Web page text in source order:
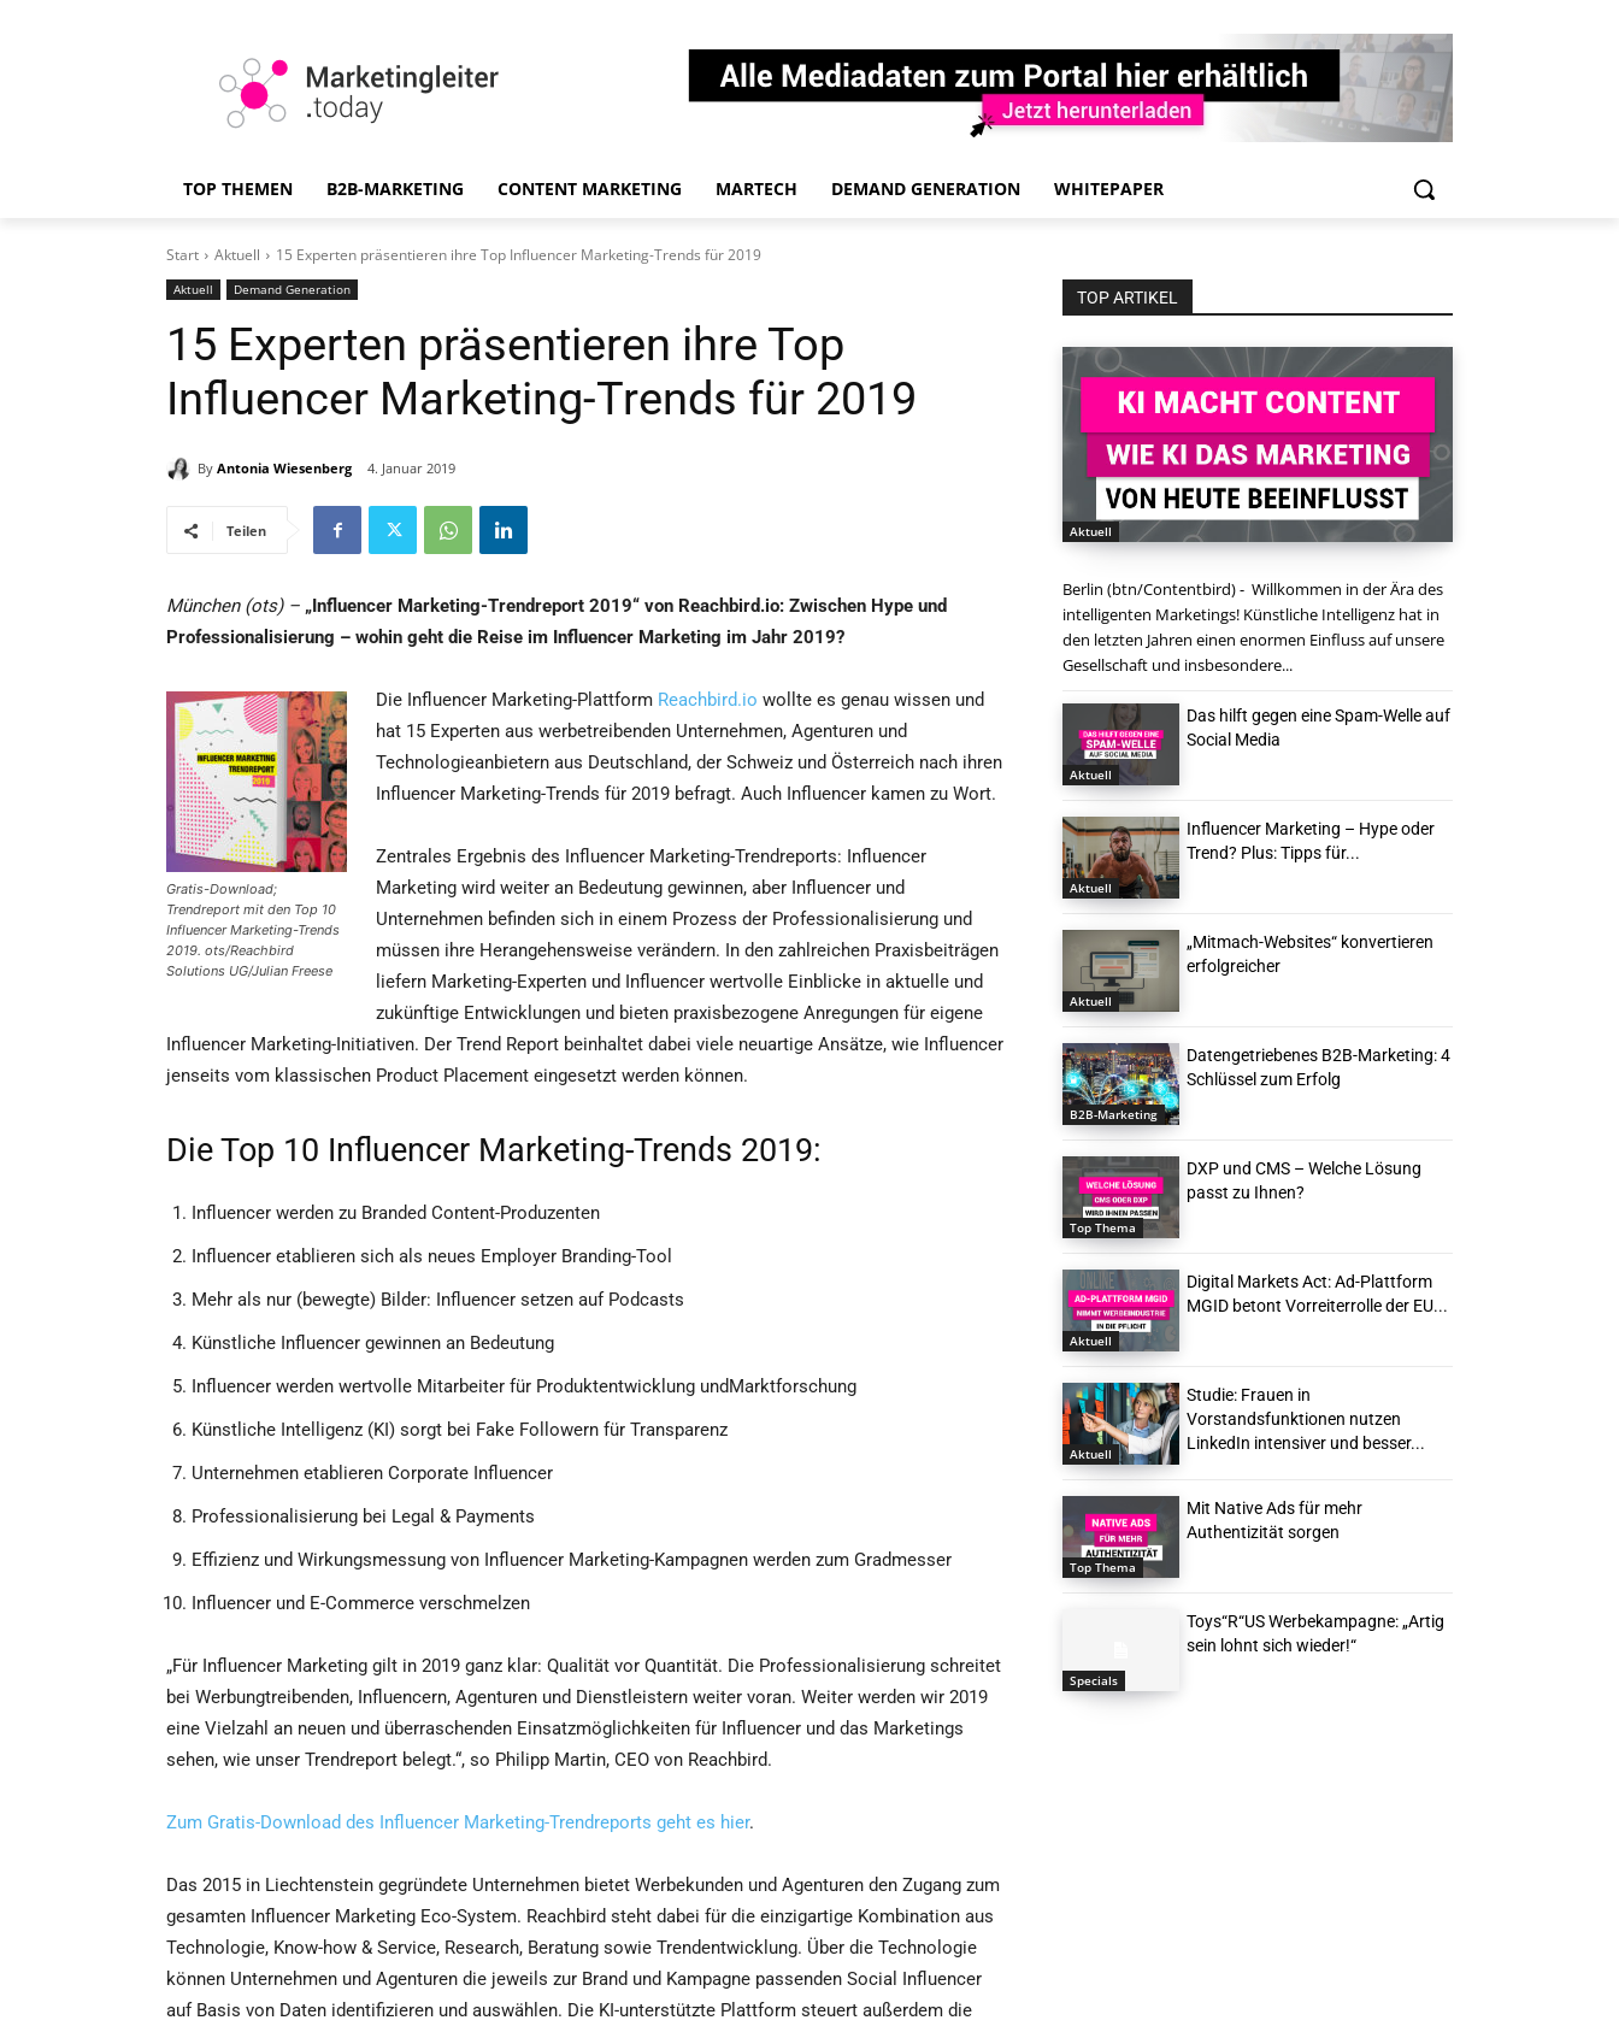
TOP THEMEN B2B-MARKETING CONTENT MARKETING MARTECH DEMAND GENERATION WHITEPAPER
Start Aktuell 15 Experten präsentieren ihre Top Influencer Marketing-Trends für 2019
Aktuell Demand Generation
15 Experten präsentieren ihre Top
Influencer Marketing-Trends für 2019
By Antonia Wiesenberg 4. Januar 2019
Teilen
München (ots) – „Influencer Marketing-Trendreport 2019“ von Reachbird.io: Zwischen Hype und
Professionalisierung – wohin geht die Reise im Influencer Marketing im Jahr 2019?
Gratis-Download;
Trendreport mit den Top 10
Influencer Marketing-Trends
2019. ots/Reachbird
Solutions UG/Julian Freese
Die Influencer Marketing-Plattform Reachbird.io wollte es genau wissen und
hat 15 Experten aus werbetreibenden Unternehmen, Agenturen und
Technologieanbietern aus Deutschland, der Schweiz und Österreich nach ihren
Influencer Marketing-Trends für 2019 befragt. Auch Influencer kamen zu Wort.
Zentrales Ergebnis des Influencer Marketing-Trendreports: Influencer
Marketing wird weiter an Bedeutung gewinnen, aber Influencer und
Unternehmen befinden sich in einem Prozess der Professionalisierung und
müssen ihre Herangehensweise verändern. In den zahlreichen Praxisbeiträgen
liefern Marketing-Experten und Influencer wertvolle Einblicke in aktuelle und
zukünftige Entwicklungen und bieten praxisbezogene Anregungen für eigene
Influencer Marketing-Initiativen. Der Trend Report beinhaltet dabei viele neuartige Ansätze, wie Influencer
jenseits vom klassischen Product Placement eingesetzt werden können.
Die Top 10 Influencer Marketing-Trends 2019:
Influencer werden zu Branded Content-Produzenten
Influencer etablieren sich als neues Employer Branding-Tool
Mehr als nur (bewegte) Bilder: Influencer setzen auf Podcasts
Künstliche Influencer gewinnen an Bedeutung
Influencer werden wertvolle Mitarbeiter für Produktentwicklung undMarktforschung
Künstliche Intelligenz (KI) sorgt bei Fake Followern für Transparenz
Unternehmen etablieren Corporate Influencer
Professionalisierung bei Legal & Payments
Effizienz und Wirkungsmessung von Influencer Marketing-Kampagnen werden zum Gradmesser
Influencer und E-Commerce verschmelzen
„Für Influencer Marketing gilt in 2019 ganz klar: Qualität vor Quantität. Die Professionalisierung schreitet
bei Werbungtreibenden, Influencern, Agenturen und Dienstleistern weiter voran. Weiter werden wir 2019
eine Vielzahl an neuen und überraschenden Einsatzmöglichkeiten für Influencer und das Marketings
sehen, wie unser Trendreport belegt.“, so Philipp Martin, CEO von Reachbird.
Zum Gratis-Download des Influencer Marketing-Trendreports geht es hier.
Das 2015 in Liechtenstein gegründete Unternehmen bietet Werbekunden und Agenturen den Zugang zum
gesamten Influencer Marketing Eco-System. Reachbird steht dabei für die einzigartige Kombination aus
Technologie, Know-how & Service, Research, Beratung sowie Trendentwicklung. Über die Technologie
können Unternehmen und Agenturen die jeweils zur Brand und Kampagne passenden Social Influencer
auf Basis von Daten identifizieren und auswählen. Die KI-unterstützte Plattform steuert außerdem die
TOP ARTIKEL
Aktuell
Berlin (btn/Contentbird) - Willkommen in der Ära des
intelligenten Marketings! Künstliche Intelligenz hat in
den letzten Jahren einen enormen Einfluss auf unsere
Gesellschaft und insbesondere...
Aktuell
Das hilft gegen eine Spam-Welle auf
Social Media
Aktuell
Influencer Marketing – Hype oder
Trend? Plus: Tipps für...
Aktuell
„Mitmach-Websites“ konvertieren
erfolgreicher
B2B-Marketing
Datengetriebenes B2B-Marketing: 4
Schlüssel zum Erfolg
Top Thema
DXP und CMS – Welche Lösung
passt zu Ihnen?
Aktuell
Digital Markets Act: Ad-Plattform
MGID betont Vorreiterrolle der EU...
Aktuell
Studie: Frauen in
Vorstandsfunktionen nutzen
LinkedIn intensiver und besser...
Top Thema
Mit Native Ads für mehr
Authentizität sorgen
Specials
Toys“R“US Werbekampagne: „Artig
sein lohnt sich wieder!“